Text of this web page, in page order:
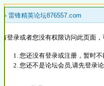
» 雷锋精英论坛876557.com
登录或者您没有权限访问此页面
您还没有登录或注册，暂时
您还不是论坛会员,请先登录